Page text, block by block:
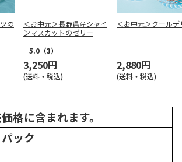
の
＜お中元＞長野県産シャイ
ンマスカットのゼリー
5.0 （3）
3,250円
(送料・税込)
＜お中元＞クールデ
2,880円
(送料・税込)
格に含まれます。
ック